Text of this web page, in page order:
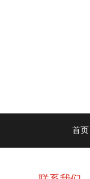
首页